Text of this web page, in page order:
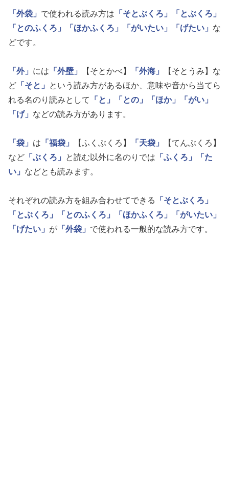
「外袋」 で使われる読み方は 「そとぶくろ」
「とぶくろ」
「とのふくろ」
「ほかふくろ」 「がいたい」 「げたい」 な
どです。
「外」 には 「外壁」 【そとかべ】 「外海」
【そとうみ】な
ど 「そと」
という読み方があるほか、意味や音から当てら
れる名のり読みとして
「と」 「との」 「ほか」
「がい」
「げ」 などの読み方があります。
「袋」 は 「福袋」 【ふくぶくろ】 「天袋」
【てんぶくろ】
など 「ぶくろ」 と読む以外に名のりでは 「ふくろ」
「た
い」 などとも読みます。
それぞれの読み方を組み合わせてできる
「そとぶくろ」
「とぶくろ」
「とのふくろ」 「ほかふくろ」
「がいたい」
「げたい」 が 「外袋」 で使われる一般的な読み方です。